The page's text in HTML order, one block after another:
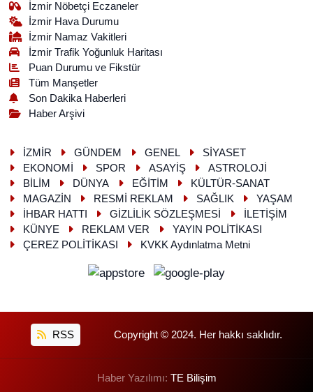
İzmir Nöbetçi Eczaneler
İzmir Hava Durumu
İzmir Namaz Vakitleri
İzmir Trafik Yoğunluk Haritası
Puan Durumu ve Fikstür
Tüm Manşetler
Son Dakika Haberleri
Haber Arşivi
İZMİR GÜNDEM GENEL
SİYASET
EKONOMİ
SPOR ASAYİŞ
ASTROLOJİ
BİLİM
DÜNYA EĞİTİM
KÜLTÜR-SANAT
MAGAZİN
RESMİ REKLAM SAĞLIK
YAŞAM
İHBAR HATTI
GİZLİLİK SÖZLEŞMESİ
İLETİŞİM
KÜNYE
REKLAM VER
YAYIN POLİTİKASI
ÇEREZ POLİTİKASI
KVKK Aydınlatma Metni
RSS Copyright © 2024. Her hakkı saklıdır.
Haber Yazılımı: TE Bilişim